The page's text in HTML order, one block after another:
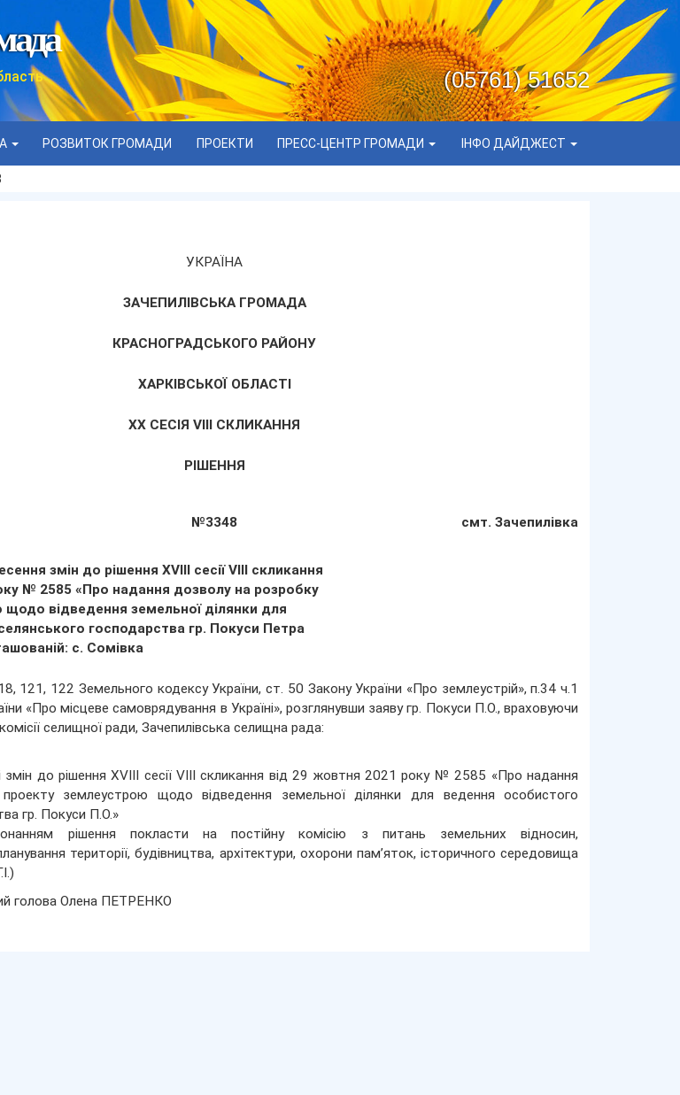
(05761) 51652
РОЗВИТОК ГРОМАДИ ПРОЕКТИ ПРЕСС-ЦЕНТР ГРОМАДИ ІНФО ДАЙДЖЕСТ
УКРАЇНА
ЗАЧЕПИЛІВСЬКА ГРОМАДА
КРАСНОГРАДСЬКОГО РАЙОНУ
ХАРКІВСЬКОЇ ОБЛАСТІ
ХХ СЕСІЯ VIII СКЛИКАННЯ
РІШЕННЯ
№3348 смт. Зачепилівка
змін до рішення XVIII сесії VІІІ скликання
№ 2585 «Про надання дозволу на розробку
відведення земельної ділянки для
господарства гр. Покуси Петра
с. Сомівка
121, 122 Земельного кодексу України, ст. 50 Закону України «Про землеустрій», п.34 ч.1
«Про місцеве самоврядування в Україні», розглянувши заяву гр. Покуси П.О., враховуючи
селищної ради, Зачепилівська селищна рада:
змін до рішення XVIII сесії VІІІ скликання від 29 жовтня 2021 року № 2585 «Про надання
землеустрою щодо відведення земельної ділянки для ведення особистого
гр. Покуси П.О.»
рішення покласти на постійну комісію з питань земельних відносин,
території, будівництва, архітектури, охорони пам’яток, історичного середовища
голова Олена ПЕТРЕНКО